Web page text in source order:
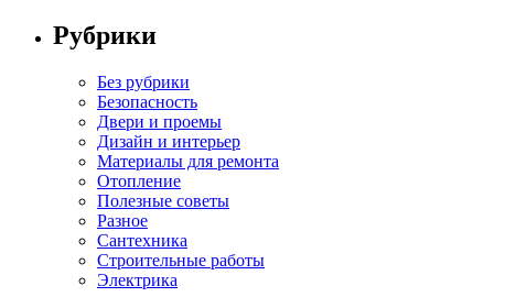
Рубрики
Без рубрики
Безопасность
Двери и проемы
Дизайн и интерьер
Материалы для ремонта
Отопление
Полезные советы
Разное
Сантехника
Строительные работы
Электрика